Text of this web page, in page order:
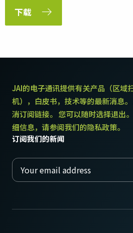
下载
JAI的电子通讯提供有关产品（区域
机），白皮书，技术等的最新消息
消订阅链接。 您可以随时选择退出
细信息，请参阅我们的隐私政策。
订阅我们的新闻